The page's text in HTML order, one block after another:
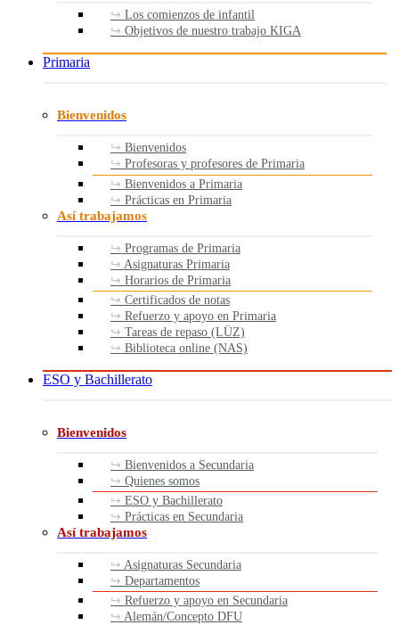
Los comienzos de infantil
Objetivos de nuestro trabajo KIGA
Primaria
Bienvenidos
Bienvenidos
Profesoras y profesores de Primaria
Bienvenidos a Primaria
Prácticas en Primaria
Así trabajamos
Programas de Primaria
Asignaturas Primaria
Horarios de Primaria
Certificados de notas
Refuerzo y apoyo en Primaria
Tareas de repaso (LÜZ)
Biblioteca online (NAS)
ESO y Bachillerato
Bienvenidos
Bienvenidos a Secundaria
Quienes somos
ESO y Bachillerato
Prácticas en Secundaria
Así trabajamos
Asignaturas Secundaria
Departamentos
Refuerzo y apoyo en Secundaria
Alemán/Concepto DFU